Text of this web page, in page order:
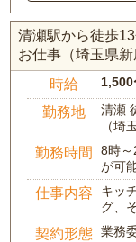
清瀬駅から徒歩
お仕事（埼玉県新
時給 1,500
勤務地
清瀬
（埼
勤務時間
8時～
が可
仕事内容
キッ
グ、
契約形態 業務